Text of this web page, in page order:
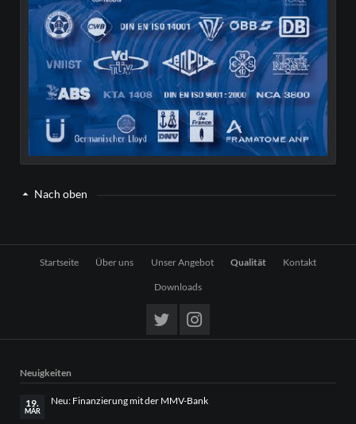
Nach oben
Navigation
Startseite Über uns Unser Angebot Qualität Kontakt
Downloads
Neuigkeiten
19.
MÄR
Neu: Finanzierung mit der MMV-Bank